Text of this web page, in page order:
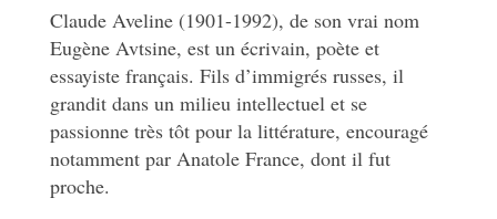
Claude Aveline (1901-1992), de son vrai nom
Eugène Avtsine, est un écrivain, poète et
essayiste français. Fils d’immigrés russes, il
grandit dans un milieu intellectuel et se
passionne très tôt pour la littérature, encouragé
notamment par Anatole France, dont il fut
proche.